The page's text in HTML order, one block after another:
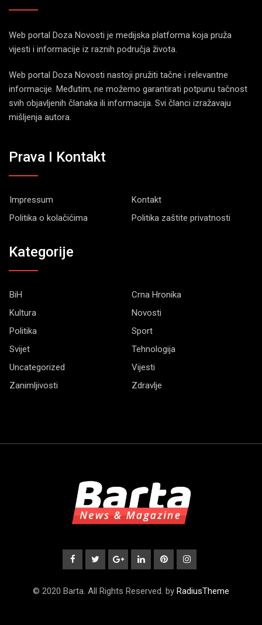
Web portal Doza Novosti je medijska platforma koja pruža
vijesti i informacije iz raznih područja života.
Web portal Doza Novosti nastoji pružiti tačne i relevantne
informacije. Međutim, ne možemo garantirati potpunu tačnost
svih objavljenih članaka ili informacija. Svi članci izražavaju
mišljenja autora.
Prava I Kontakt
Impressum
Kontakt
Politika o kolačićima
Politika zaštite privatnosti
Kategorije
BiH
Crna Hronika
Kultura
Novosti
Politika
Sport
Svijet
Tehnologija
Uncategorized
Vijesti
Zanimljivosti
Zdravlje
© 2020 Barta. All Rights Reserved. by RadiusTheme